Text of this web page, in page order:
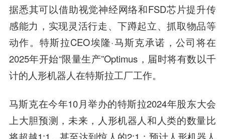
据悉其可以借助视觉神经网络和FSD芯片提升传
感能力，实现灵活行走、下蹲起立、抓取物品等
动作。特斯拉CEO埃隆·马斯克承诺，公司将在
2025年开始“限量生产”Optimus，届时将有数以千
计的人形机器人在特斯拉工厂工作。
马斯克在今年10月举办的特斯拉2024年股东大会
上大胆预测，未来，人形机器人和人类的数量比